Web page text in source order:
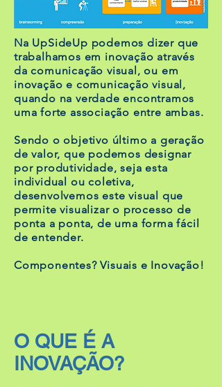
Na UpSideUp podemos dizer que
trabalhamos em inovação através
da comunicação visual, ou em
inovação e comunicação visual,
quando na verdade encontramos
uma forte associação entre ambas.
Sendo o objetivo último a geração
de valor, que podemos designar
por produtividade, seja esta
individual ou coletiva,
desenvolvemos este visual que
permite visualizar o processo de
ponta a ponta, de uma forma fácil
de entender.
Componentes? Visuais e Inovação!
O QUE É A
INOVAÇÃO?